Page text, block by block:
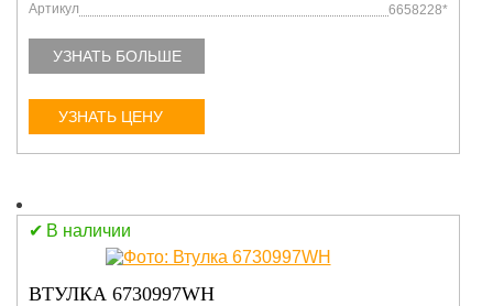
Артикул 6658228*
УЗНАТЬ БОЛЬШЕ
УЗНАТЬ ЦЕНУ
В наличии
ВТУЛКА 6730997WH